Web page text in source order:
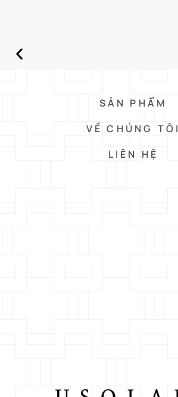
SẢN PHẨM
VỀ CHÚNG TÔI
LIÊN HỆ